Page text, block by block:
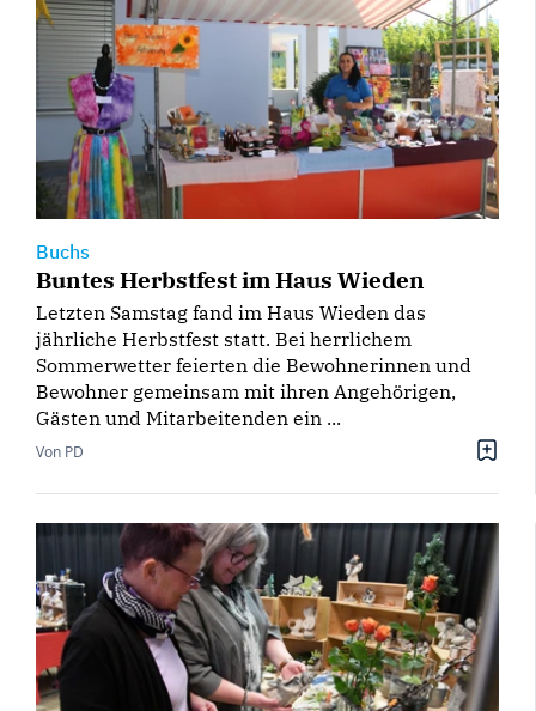
Buchs
Buntes Herbstfest im Haus Wieden
Letzten Samstag fand im Haus Wieden das
jährliche Herbstfest statt. Bei herrlichem
Sommerwetter feierten die Bewohnerinnen und
Bewohner gemeinsam mit ihren Angehörigen,
Gästen und Mitarbeitenden ein ...
Von PD